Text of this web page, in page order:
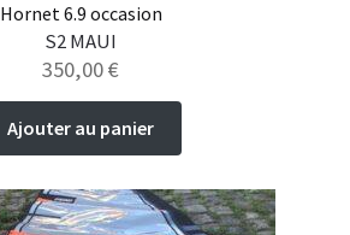
Hornet 6.9 occasion
S2 MAUI
350,00€
Ajouter au panier